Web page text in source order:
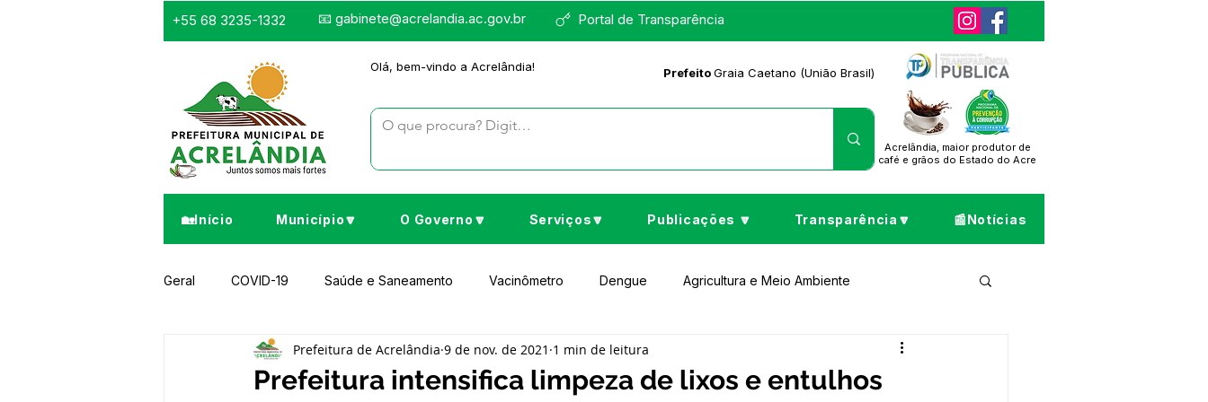
Portal de Transparência
+55 68 3235-1332 📧 gabinete@acrelandia.ac.gov.br
Olá, bem-vindo a Acrelândia! PrefeitoGraia Caetano (União Brasil)
Acrelândia, maior produtor de
café e grãos do Estado do Acre
🏡Início Município🔽 O Governo🔽 Serviços🔽 Publicações 🔽 Transparência🔽 📰Notícias
Geral COVID-19 Saúde e Saneamento Vacinômetro Dengue Agricultura e Meio Ambiente
Infraestrutura e Obras Desporto Cultura e Lazer Educação Assistência Social
Prefeitura intensifica limpeza de lixos e entulhos
Prefeitura de Acrelândia 9 de nov. de 2021 1 min de leitura